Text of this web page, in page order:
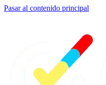
Pasar al contenido principal